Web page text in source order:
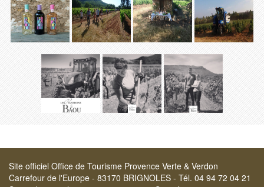
Site officiel Office de Tourisme Provence Verte & Verdon
Carrefour de l'Europe - 83170 BRIGNOLES - Tél. 04 94 72 04 21